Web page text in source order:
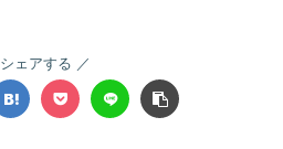
シェアする